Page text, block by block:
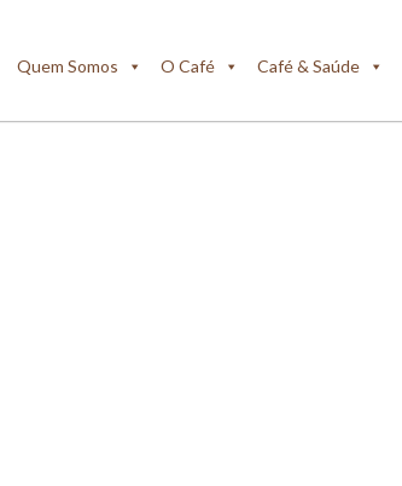
Quem Somos O Café Café & Saúde